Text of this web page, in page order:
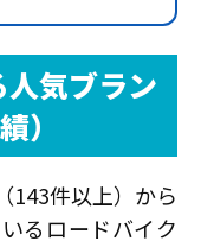
気ブラン
）
143件以上）から
るロードバイク